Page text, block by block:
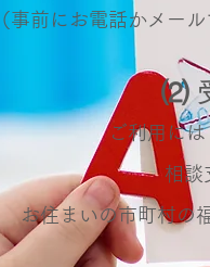
（事前にお電話かメー
⑵
ご利用に
相談
お住まいの市町村の